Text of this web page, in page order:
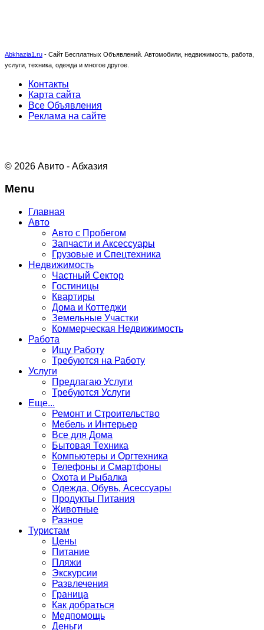
Abkhazia1.ru - Сайт Бесплатных Объявлений. Автомобили, недвижимость, работа,
услуги, техника, одежда и многое другое.
Контакты
Карта сайта
Все Объявления
Реклама на сайте
© 2026 Авито - Абхазия
Menu
Главная
Авто
Авто с Пробегом
Запчасти и Аксессуары
Грузовые и Спецтехника
Недвижимость
Частный Сектор
Гостиницы
Квартиры
Дома и Коттеджи
Земельные Участки
Коммерческая Недвижимость
Работа
Ищу Работу
Требуются на Работу
Услуги
Предлагаю Услуги
Требуются Услуги
Еще...
Ремонт и Строительство
Мебель и Интерьер
Все для Дома
Бытовая Техника
Компьютеры и Оргтехника
Телефоны и Смартфоны
Охота и Рыбалка
Одежда, Обувь, Асессуары
Продукты Питания
Животные
Разное
Туристам
Цены
Питание
Пляжи
Экскурсии
Развлечения
Граница
Как добраться
Медпомощь
Деньги